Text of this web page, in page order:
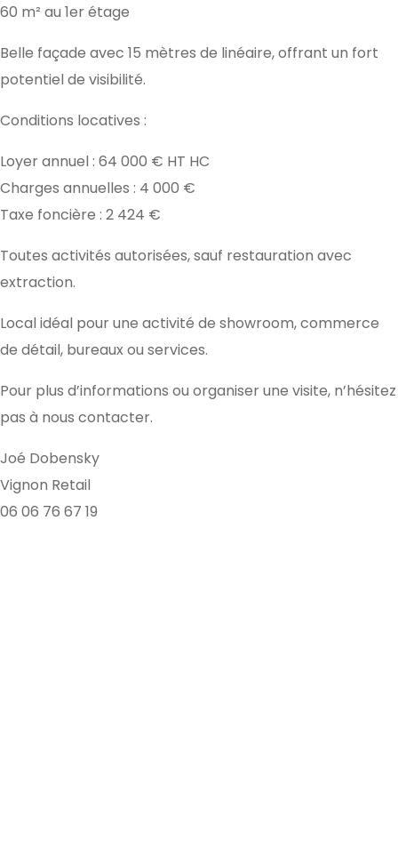
60 m² au 1er étage
Belle façade avec 15 mètres de linéaire, offrant un fort
potentiel de visibilité.
Conditions locatives :
Loyer annuel : 64 000 € HT HC
Charges annuelles : 4 000 €
Taxe foncière : 2 424 €
Toutes activités autorisées, sauf restauration avec
extraction.
Local idéal pour une activité de showroom, commerce
de détail, bureaux ou services.
Pour plus d’informations ou organiser une visite, n’hésitez
pas à nous contacter.
Joé Dobensky
Vignon Retail
06 06 76 67 19